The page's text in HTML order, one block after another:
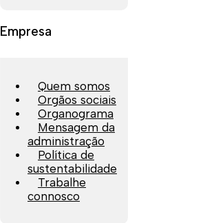
Empresa
Quem somos
Orgãos sociais
Organograma
Mensagem da
administração
Política de
sustentabilidade
Trabalhe
connosco